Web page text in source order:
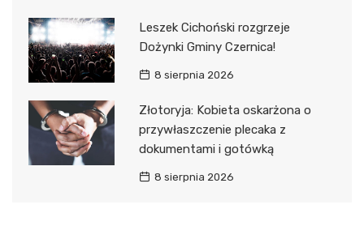
Leszek Cichoński rozgrzeje
Dożynki Gminy Czernica!
8 sierpnia 2026
Złotoryja: Kobieta oskarżona o
przywłaszczenie plecaka z
dokumentami i gotówką
8 sierpnia 2026